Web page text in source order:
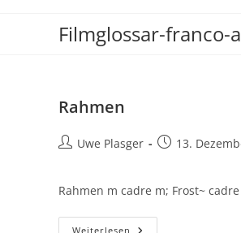
Filmglossar-franco-
Rahmen
Beitrags-
Uwe Plasger
Beitrag
13.
Rahmen m cadre m; Frost~
Weiterlesen